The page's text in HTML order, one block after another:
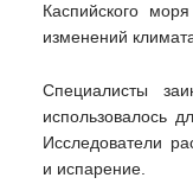
Каспийского
изменений
Специалисты
использовалось
Исследователи
и испарение.